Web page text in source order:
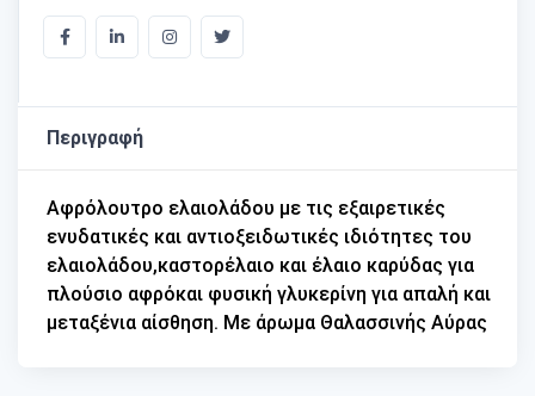
Περιγραφή
Αφρόλουτρο ελαιολάδου με τις εξαιρετικές
ενυδατικές και αντιοξειδωτικές ιδιότητες του
ελαιολάδου,καστορέλαιο και έλαιο καρύδας για
πλούσιο αφρόκαι φυσική γλυκερίνη για απαλή και
μεταξένια αίσθηση. Με άρωμα Θαλασσινής Αύρας